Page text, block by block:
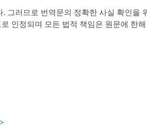
그러므로 번역문의 정확한 사실 확인을
인정되며 모든 법적 책임은 원문에 한